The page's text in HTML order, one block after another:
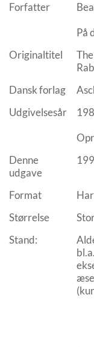
Forfatter
På
Originaltitel
Dansk forlag
Udgivelsesår
Denne
udgave
Format
Størrelse
Stand: